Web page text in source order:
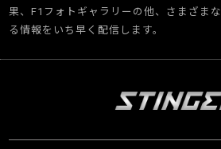
果、F1フォトギャラリーの他、さまざま
る情報をいち早く配信します。